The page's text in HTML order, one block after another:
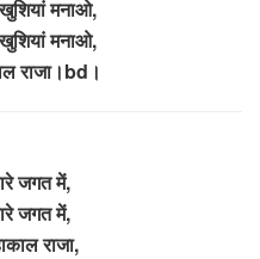
मनाओ,
मनाओ,
राजा।bd।
जगत में,
जगत में,
राजा,